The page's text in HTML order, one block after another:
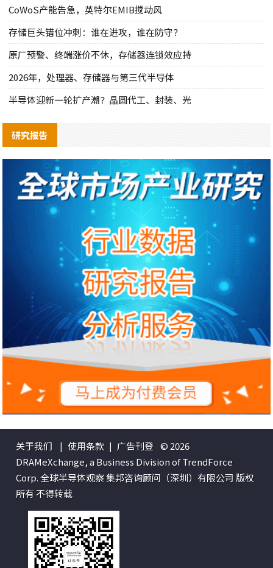
CoWoS产能告急，英特尔EMIB搅动风
存储巨头错位冲刺：谁在进攻，谁在防守？
原厂预警、终端涨价不休，存储器连锁效应持
2026年，处理器、存储器与第三代半导体
半导体迎新一轮扩产潮？晶圆代工、封装、光
研究报告
关于我们 | 使用条款 | 广告刊登 © 2026
DRAMeXchange, a Business Division of TrendForce
Corp. 全球半导体观察 集邦咨询顾问（深圳）有限公司 版权
所有 不得转载